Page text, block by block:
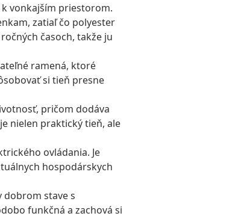
vonkajším priestorom.
zatiaľ čo polyester
časoch, takže ju
ramená, ktoré
si tieň presne
pričom dodáva
nielen praktický tieň, ale
ovládania. Je
hospodárskych
dobrom stave s
funkčná a zachová si